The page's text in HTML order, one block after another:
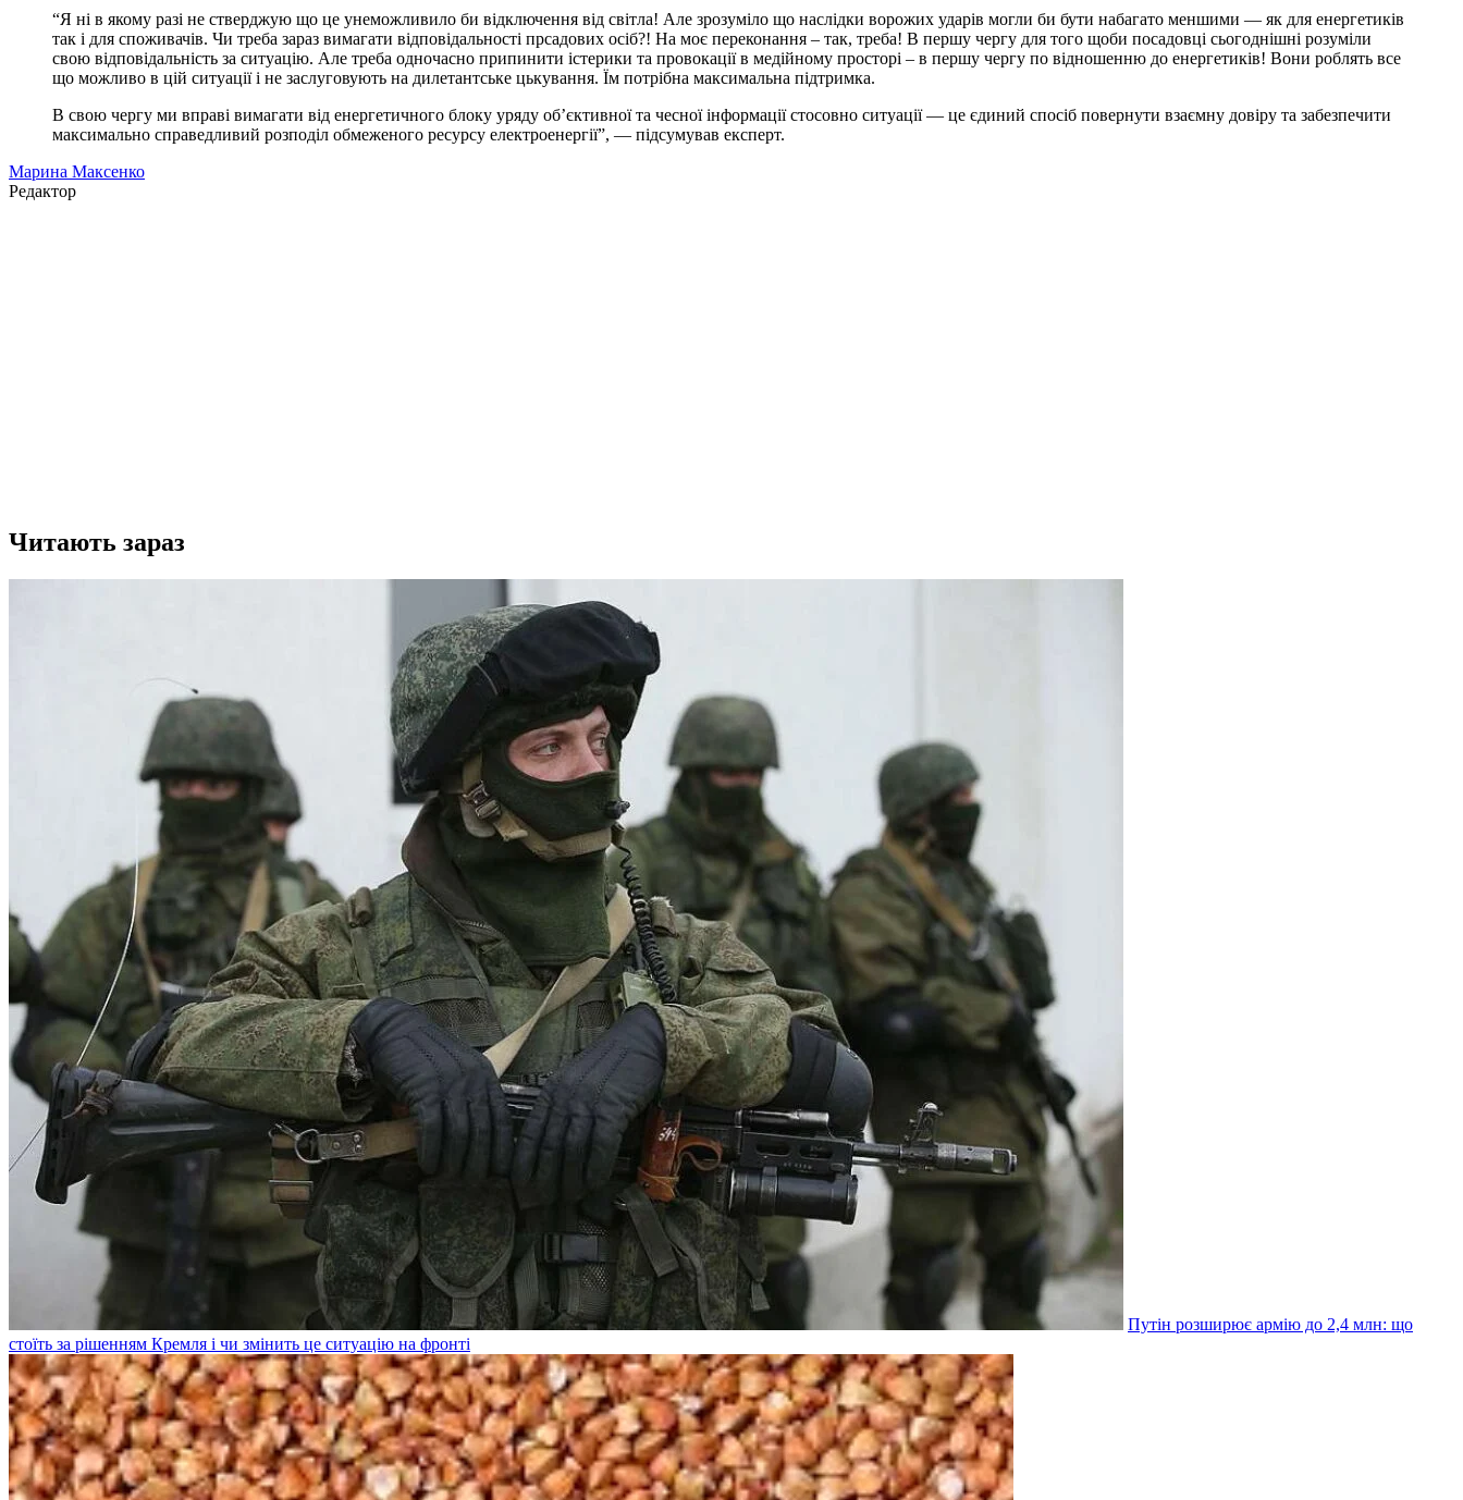
“Я ні в якому разі не стверджую що це унеможливило би відключення від світла! Але зрозуміло що наслідки ворожих ударів могли би бути набагато меншими — як для енергетиків
так і для споживачів. Чи треба зараз вимагати відповідальності прсадових осіб?! На моє переконання – так, треба! В першу чергу для того щоби посадовці сьогоднішні розуміли
свою відповідальність за ситуацію. Але треба одночасно припинити істерики та провокації в медійному просторі – в першу чергу по відношенню до енергетиків! Вони роблять все
що можливо в цій ситуації і не заслуговують на дилетантське цькування. Їм потрібна максимальна підтримка.
В свою чергу ми вправі вимагати від енергетичного блоку уряду обʼєктивної та чесної інформації стосовно ситуації — це єдиний спосіб повернути взаємну довіру та забезпечити
максимально справедливий розподіл обмеженого ресурсу електроенергії”, — підсумував експерт.
Марина Максенко
Редактор
Читають зараз
Путін розширює армію до 2,4 млн: що
стоїть за рішенням Кремля і чи змінить це ситуацію на фронті